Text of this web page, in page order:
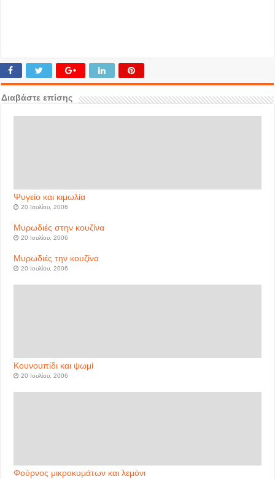
Διαβάστε επίσης
Ψυγείο και κιμωλία
20 Ιουλίου, 2006
Μυρωδιές στην κουζίνα
20 Ιουλίου, 2006
Μυρωδιές την κουζίνα
20 Ιουλίου, 2006
Κουνουπίδι και ψωμί
20 Ιουλίου, 2006
Φούρνος μικροκυμάτων και λεμόνι